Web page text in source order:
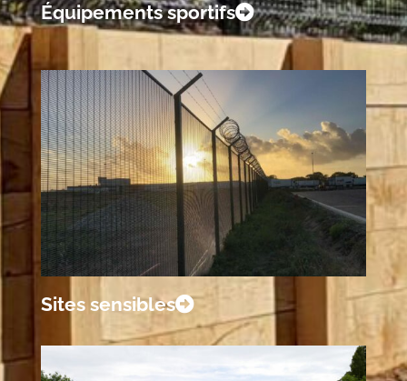
Équipements sportifs
Sites sensibles